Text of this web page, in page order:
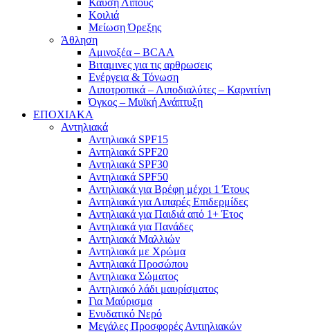
Καύση Λίπους
Κοιλιά
Μείωση Όρεξης
Άθληση
Αμινοξέα – BCAA
Βιταμινες για τις αρθρωσεις
Ενέργεια & Τόνωση
Λιποτροπικά – Λιποδιαλύτες – Καρνιτίνη
Όγκος – Μυϊκή Ανάπτυξη
ΕΠΟΧΙΑΚΑ
Αντηλιακά
Αντηλιακά SPF15
Αντηλιακά SPF20
Αντηλιακά SPF30
Αντηλιακά SPF50
Αντηλιακά για Βρέφη μέχρι 1 Έτους
Αντηλιακά για Λιπαρές Επιδερμίδες
Αντηλιακά για Παιδιά από 1+ Έτος
Αντηλιακά για Πανάδες
Αντηλιακά Μαλλιών
Αντηλιακά με Χρώμα
Αντηλιακά Προσώπου
Αντηλιακα Σώματος
Αντηλιακό λάδι μαυρίσματος
Για Μαύρισμα
Ενυδατικό Νερό
Μεγάλες Προσφορές Αντιηλιακών